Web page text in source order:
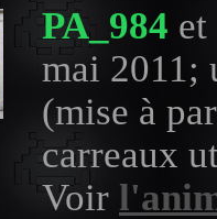
PA_984 et
mai 2011;
(mise à
carreaux
Voir